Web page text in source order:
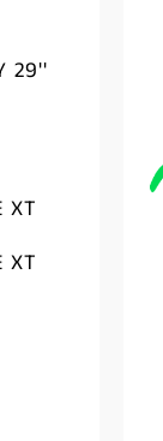
29''
XT
XT